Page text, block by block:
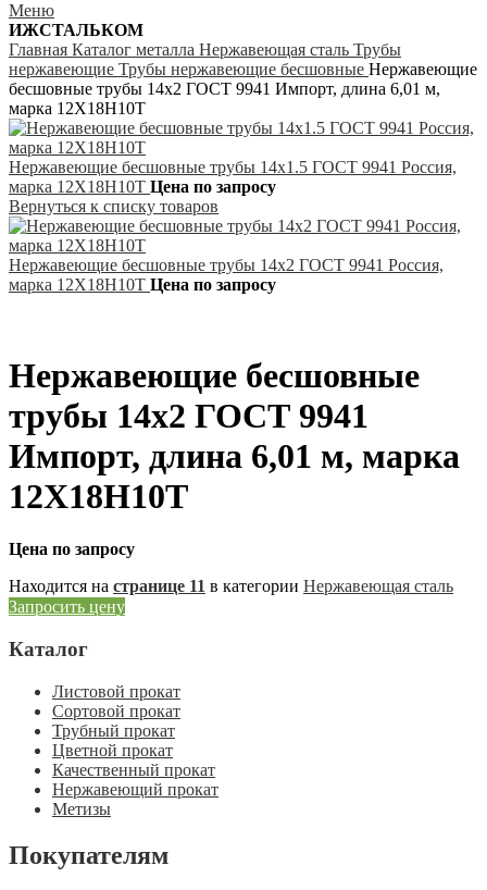
Меню
ИЖСТАЛЬКОМ
Главная Каталог металла Нержавеющая сталь Трубы
нержавеющие Трубы нержавеющие бесшовные Нержавеющие
бесшовные трубы 14х2 ГОСТ 9941 Импорт, длина 6,01 м,
марка 12Х18Н10Т
Нержавеющие бесшовные трубы 14х1.5 ГОСТ 9941 Россия,
марка 12Х18Н10Т Цена по запросу
Вернуться к списку товаров
Нержавеющие бесшовные трубы 14х2 ГОСТ 9941 Россия,
марка 12Х18Н10Т Цена по запросу
Нержавеющие бесшовные
трубы 14х2 ГОСТ 9941
Импорт, длина 6,01 м, марка
12Х18Н10Т
Цена по запросу
Находится на странице 11 в категории Нержавеющая сталь
Запросить цену
Каталог
Листовой прокат
Сортовой прокат
Трубный прокат
Цветной прокат
Качественный прокат
Нержавеющий прокат
Метизы
Покупателям